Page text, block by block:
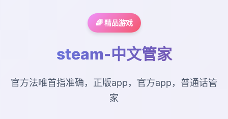
🌈 精品游戏
steam-中文管家
官方法唯首指准确，正版app，官方app，普通话管
家